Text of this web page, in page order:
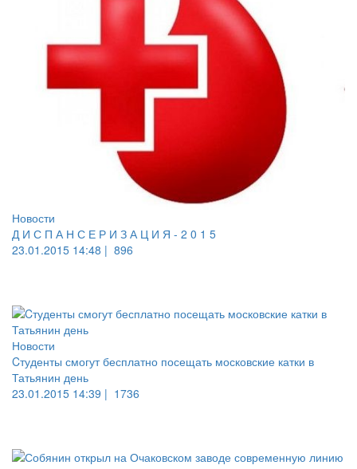
Новости
Д И С П А Н С Е Р И З А Ц И Я - 2 0 1 5
23.01.2015 14:48 | 896
Новости
Cтуденты смогут бесплатно посещать московские катки в
Татьянин день
23.01.2015 14:39 | 1736